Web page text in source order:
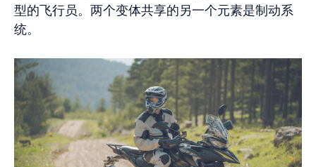
型的飞行员。两个变体共享的另一个元素是制动系
统。